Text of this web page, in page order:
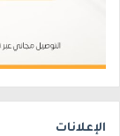
الإعلانات